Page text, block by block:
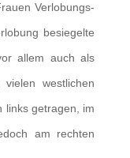
Verlobungs-
besiegelte
allem auch als
westlichen
links getragen, im
am rechten